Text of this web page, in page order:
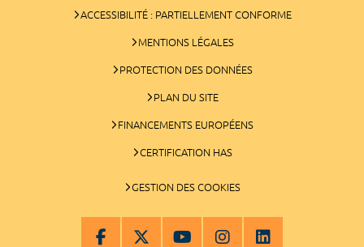
ACCESSIBILITÉ : PARTIELLEMENT CONFORME
MENTIONS LÉGALES
PROTECTION DES DONNÉES
PLAN DU SITE
FINANCEMENTS EUROPÉENS
CERTIFICATION HAS
GESTION DES COOKIES